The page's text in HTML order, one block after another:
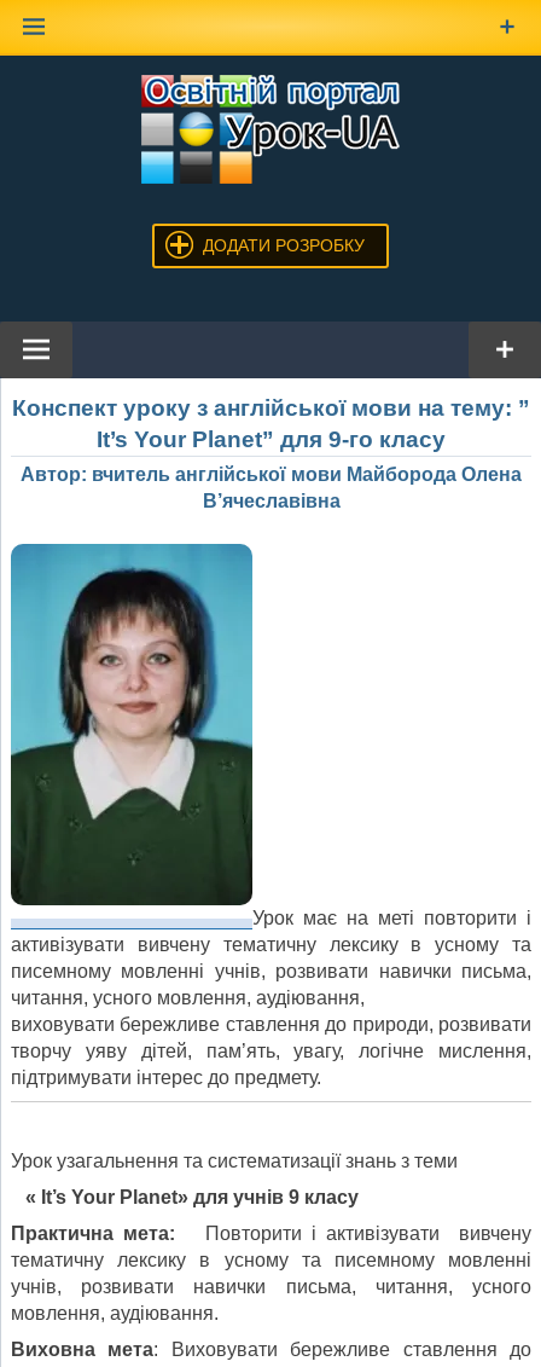
ДОДАТИ РОЗРОБКУ
Конспект уроку з англійської мови на тему: ”
It’s Your Planet” для 9-го класу
Автор: вчитель англійської мови Майборода Олена
В’ячеславівна
Урок має на меті повторити і
активізувати вивчену тематичну лексику в усному та
писемному мовленні учнів, розвивати навички письма,
читання, усного мовлення, аудіювання,
виховувати бережливе ставлення до природи, розвивати
творчу уяву дітей, пам’ять, увагу, логічне мислення,
підтримувати інтерес до предмету.
Урок узагальнення та систематизації знань з теми
« It’s Your Planet» для учнів 9 класу
Практична мета:
Повторити і активізувати вивчену
тематичну лексику в усному та писемному мовленні
учнів, розвивати навички письма, читання, усного
мовлення, аудіювання.
Виховна мета: Виховувати бережливе ставлення до